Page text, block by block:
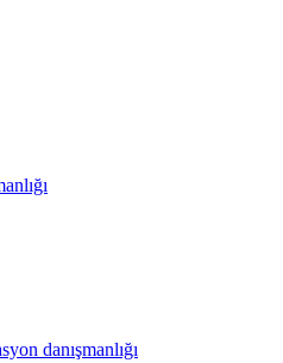
danışmanlığı